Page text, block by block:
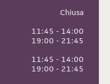
Chiusa
11:45 - 14:00
19:00 - 21:45
11:45 - 14:00
19:00 - 21:45